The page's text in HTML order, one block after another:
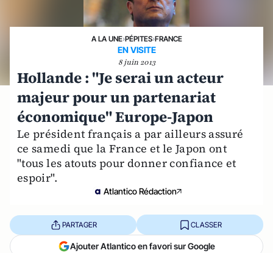
A LA UNE›PÉPITES›FRANCE
EN VISITE
8 juin 2013
Hollande : "Je serai un acteur
majeur pour un partenariat
économique" Europe-Japon
Le président français a par ailleurs assuré
ce samedi que la France et le Japon ont
"tous les atouts pour donner confiance et
espoir".
Atlantico Rédaction
PARTAGER CLASSER
Ajouter Atlantico en favori sur Google